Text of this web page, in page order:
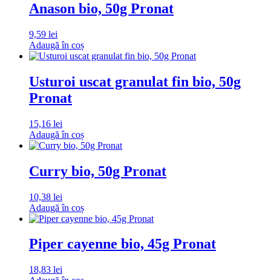
Anason bio, 50g Pronat
9,59 lei
Adaugă în coș
Usturoi uscat granulat fin bio, 50g
Pronat
15,16 lei
Adaugă în coș
Curry bio, 50g Pronat
10,38 lei
Adaugă în coș
Piper cayenne bio, 45g Pronat
18,83 lei